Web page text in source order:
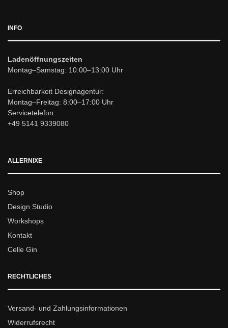
INFO
Ladenöffnungszeiten
Montag–Samstag: 10:00–13:00 Uhr
Erreichbarkeit Designagentur:
Montag–Freitag: 8:00–17:00 Uhr
Servicetelefon:
+49 5141 9339080
ALLERNIXE
Shop
Design Studio
Workshops
Kontakt
Celle Gin
RECHTLICHES
Versand- und Zahlungsinformationen
Widerrufsrecht